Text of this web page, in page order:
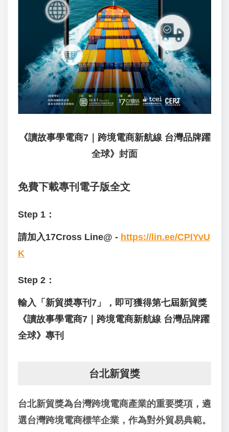
《讀故事學電商7｜跨境電商新航線 台灣品牌躍
全球》封面
免費下載專刊電子版全文
Step 1：
請加入17Cross Line@ - https://lin.ee/CPIYvU
K
Step 2：
輸入「新貿奬專刊7」，即可獲得第七屆新貿獎
《讀故事學電商7｜跨境電商新航線 台灣品牌躍
全球》專刊
台北新貿獎
台北新貿獎為台灣跨境電商產業的重要獎項，遴
選台灣跨境電商標竿企業，作為對外貿易典範。